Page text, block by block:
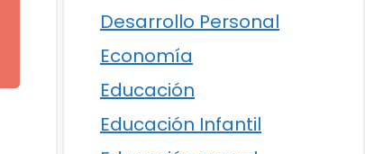
Desarrollo Personal
Economía
Educación
Educación Infantil